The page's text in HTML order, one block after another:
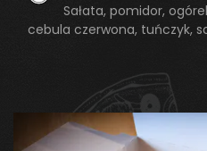
Sałata, pomidor,
cebula czerwona, tuńczyk,